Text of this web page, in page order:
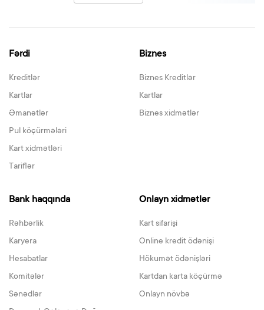
Fərdi
Kreditlər
Kartlar
Əmanətlər
Pul köçürmələri
Kart xidmətləri
Tariflər
Biznes
Biznes Kreditlər
Kartlar
Biznes xidmətlər
Bank haqqında
Rəhbərlik
Karyera
Hesabatlar
Komitələr
Sənədlər
Onlayn xidmətlər
Kart sifarişi
Online kredit ödənişi
Hökumət ödənişləri
Kartdan karta köçürmə
Onlayn növbə